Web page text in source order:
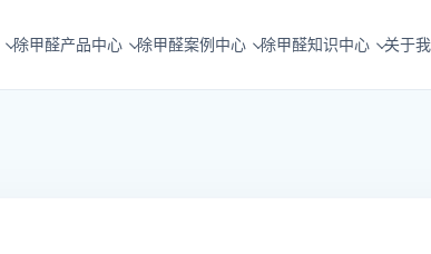
除甲醛产品中心 除甲醛案例中心 除甲醛知识中心 关于